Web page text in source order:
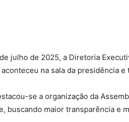
julho de 2025, a Diretoria
na sala da presidência
se a organização da
buscando maior transparência e